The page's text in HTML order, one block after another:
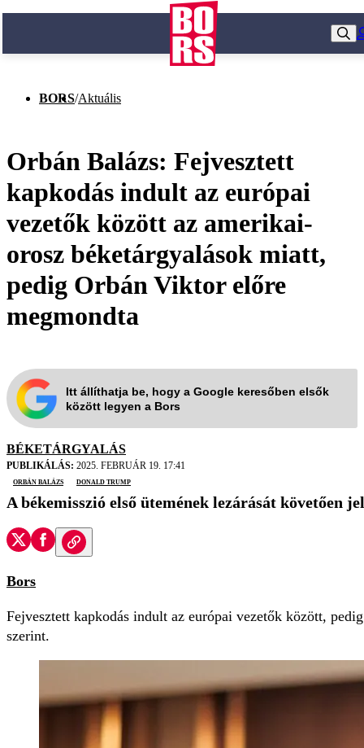
BORS/Aktuális
Orbán Balázs: Fejvesztett
kapkodás indult az európai
vezetők között az amerikai-
orosz béketárgyalások miatt,
pedig Orbán Viktor előre
megmondta
Itt állíthatja be, hogy a Google keresőben elsők
között legyen a Bors
BÉKETÁRGYALÁS
PUBLIKÁLÁS: 2025. FEBRUÁR 19. 17:41
orbán balázs
Donald Trump
A békemisszió első ütemének lezárását követően
Bors
Fejvesztett kapkodás indult az európai vezetők között,
szerint.